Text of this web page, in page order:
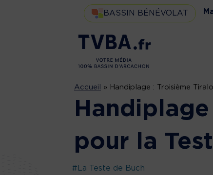
BASSIN BÉNÉVOLAT
Accueil » Handiplage : Troisième
pour la
#La Teste de Buch